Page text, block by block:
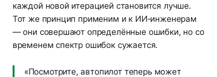
каждой новой итерацией становится лучше.
Тот же принцип применим и к ИИ‑инженерам
— они совершают определённые ошибки, но со
временем спектр ошибок сужается.
«Посмотрите, автопилот теперь может